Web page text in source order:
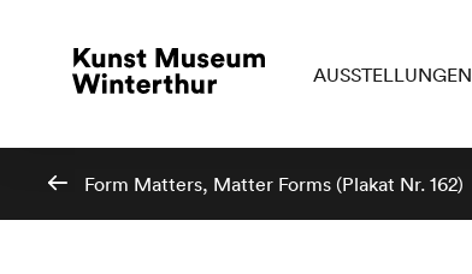
AUSSTELLUNGEN
Form Matters, Matter Forms (Plakat Nr. 162)